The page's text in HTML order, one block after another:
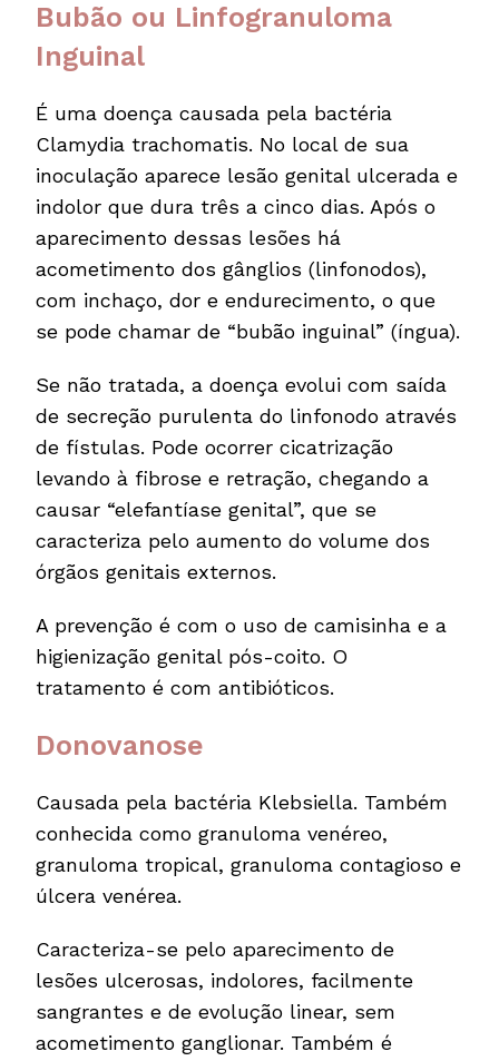
Bubão ou Linfogranuloma
Inguinal
É uma doença causada pela bactéria
Clamydia trachomatis. No local de sua
inoculação aparece lesão genital ulcerada e
indolor que dura três a cinco dias. Após o
aparecimento dessas lesões há
acometimento dos gânglios (linfonodos),
com inchaço, dor e endurecimento, o que
se pode chamar de “bubão inguinal” (íngua).
Se não tratada, a doença evolui com saída
de secreção purulenta do linfonodo através
de fístulas. Pode ocorrer cicatrização
levando à fibrose e retração, chegando a
causar “elefantíase genital”, que se
caracteriza pelo aumento do volume dos
órgãos genitais externos.
A prevenção é com o uso de camisinha e a
higienização genital pós-coito. O
tratamento é com antibióticos.
Donovanose
Causada pela bactéria Klebsiella. Também
conhecida como granuloma venéreo,
granuloma tropical, granuloma contagioso e
úlcera venérea.
Caracteriza-se pelo aparecimento de
lesões ulcerosas, indolores, facilmente
sangrantes e de evolução linear, sem
acometimento ganglionar. Também é